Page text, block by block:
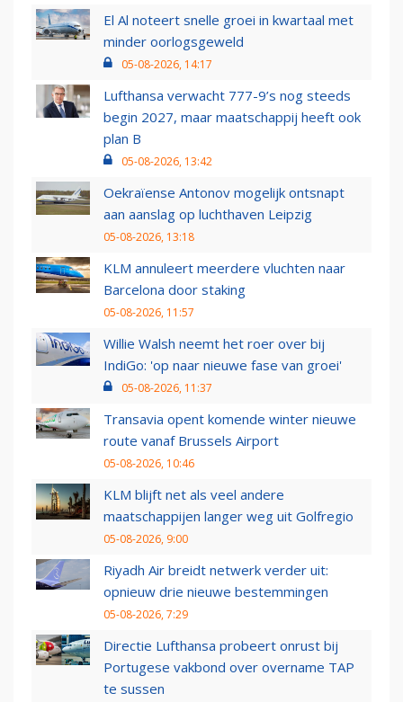
El Al noteert snelle groei in kwartaal met
minder oorlogsgeweld
05-08-2026, 14:17
Lufthansa verwacht 777-9’s nog steeds
begin 2027, maar maatschappij heeft ook
plan B
05-08-2026, 13:42
Oekraïense Antonov mogelijk ontsnapt
aan aanslag op luchthaven Leipzig
05-08-2026, 13:18
KLM annuleert meerdere vluchten naar
Barcelona door staking
05-08-2026, 11:57
Willie Walsh neemt het roer over bij
IndiGo: 'op naar nieuwe fase van groei'
05-08-2026, 11:37
Transavia opent komende winter nieuwe
route vanaf Brussels Airport
05-08-2026, 10:46
KLM blijft net als veel andere
maatschappijen langer weg uit Golfregio
05-08-2026, 9:00
Riyadh Air breidt netwerk verder uit:
opnieuw drie nieuwe bestemmingen
05-08-2026, 7:29
Directie Lufthansa probeert onrust bij
Portugese vakbond over overname TAP
te sussen